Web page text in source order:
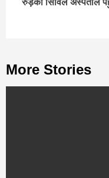
More Stories